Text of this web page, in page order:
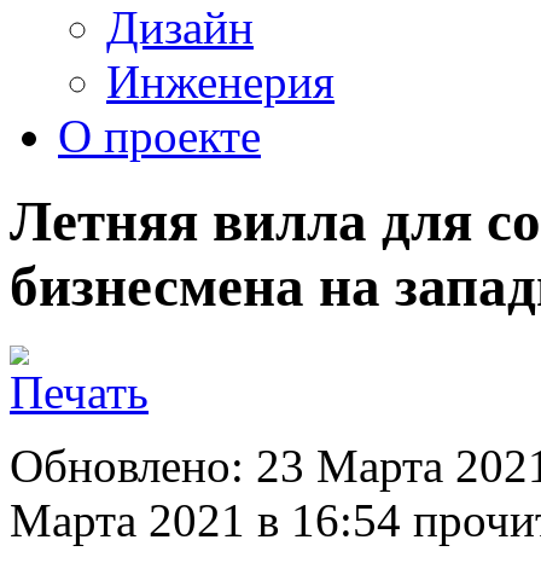
Дизайн
Инженерия
О проекте
Летняя вилла для
бизнесмена на
Обновлено: 23 Марта
Марта 2021 в 16:54